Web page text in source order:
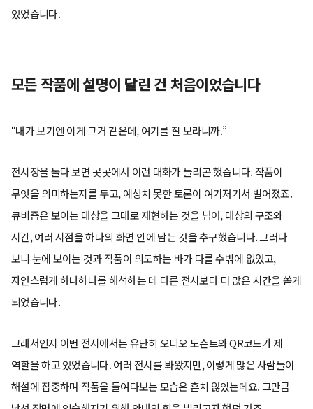
있었습니다.
모든 작품에 설명이 달린 건 처음이었습니다
“내가 보기엔 이게 그거 같은데, 여기를 잘 보라니까.”
전시장을 돌다 보면 곳곳에서 이런 대화가 들리곤 했습니다. 작품이
무엇을 의미하는지를 두고, 예상치 못한 토론이 여기저기서 벌어졌죠.
큐비즘은 보이는 대상을 그대로 재현하는 것을 넘어, 대상의 구조와
시간, 여러 시점을 하나의 화면 안에 담는 것을 추구했습니다. 그러다
보니 눈에 보이는 것과 작품이 의도하는 바가 다를 수밖에 없었고,
자연스럽게 하나하나를 해석하는 데 다른 전시보다 더 많은 시간을 쏟게
되었습니다.
그래서인지 이번 전시에서는 유난히 오디오 도슨트와 QR코드가 제
역할을 하고 있었습니다. 여러 전시를 봐왔지만, 이렇게 많은 사람들이
해설에 집중하며 작품을 들여다보는 모습은 흔치 않았는데요. 그만큼